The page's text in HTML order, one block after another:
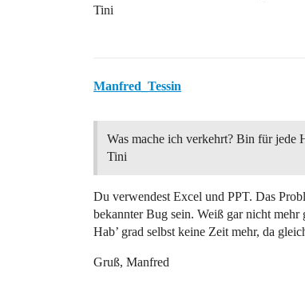
Tini
Manfred_Tessin
Was mache ich verkehrt? Bin für jede
Tini
Du verwendest Excel und PPT. Das
bekannter Bug sein. Weiß gar nicht
Hab’ grad selbst keine Zeit mehr, da
Gruß, Manfred